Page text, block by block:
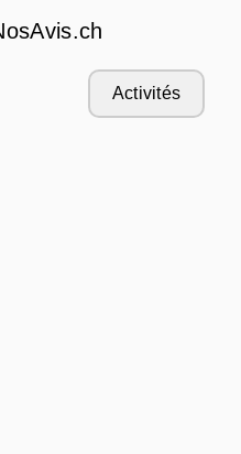
Activités